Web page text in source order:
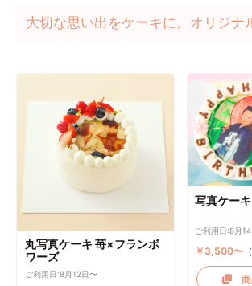
大切な思い出をケーキに。オリジナ
丸写真ケーキ 苺×フランボ
ワーズ
ご利用日:8月12日〜
写真ケー
ご利用日:8月
￥3,500〜
商